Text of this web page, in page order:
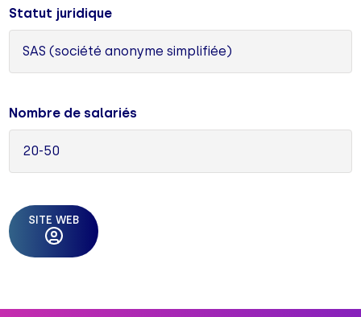
Statut juridique
SAS (société anonyme simplifiée)
Nombre de salariés
20-50
SITE WEB